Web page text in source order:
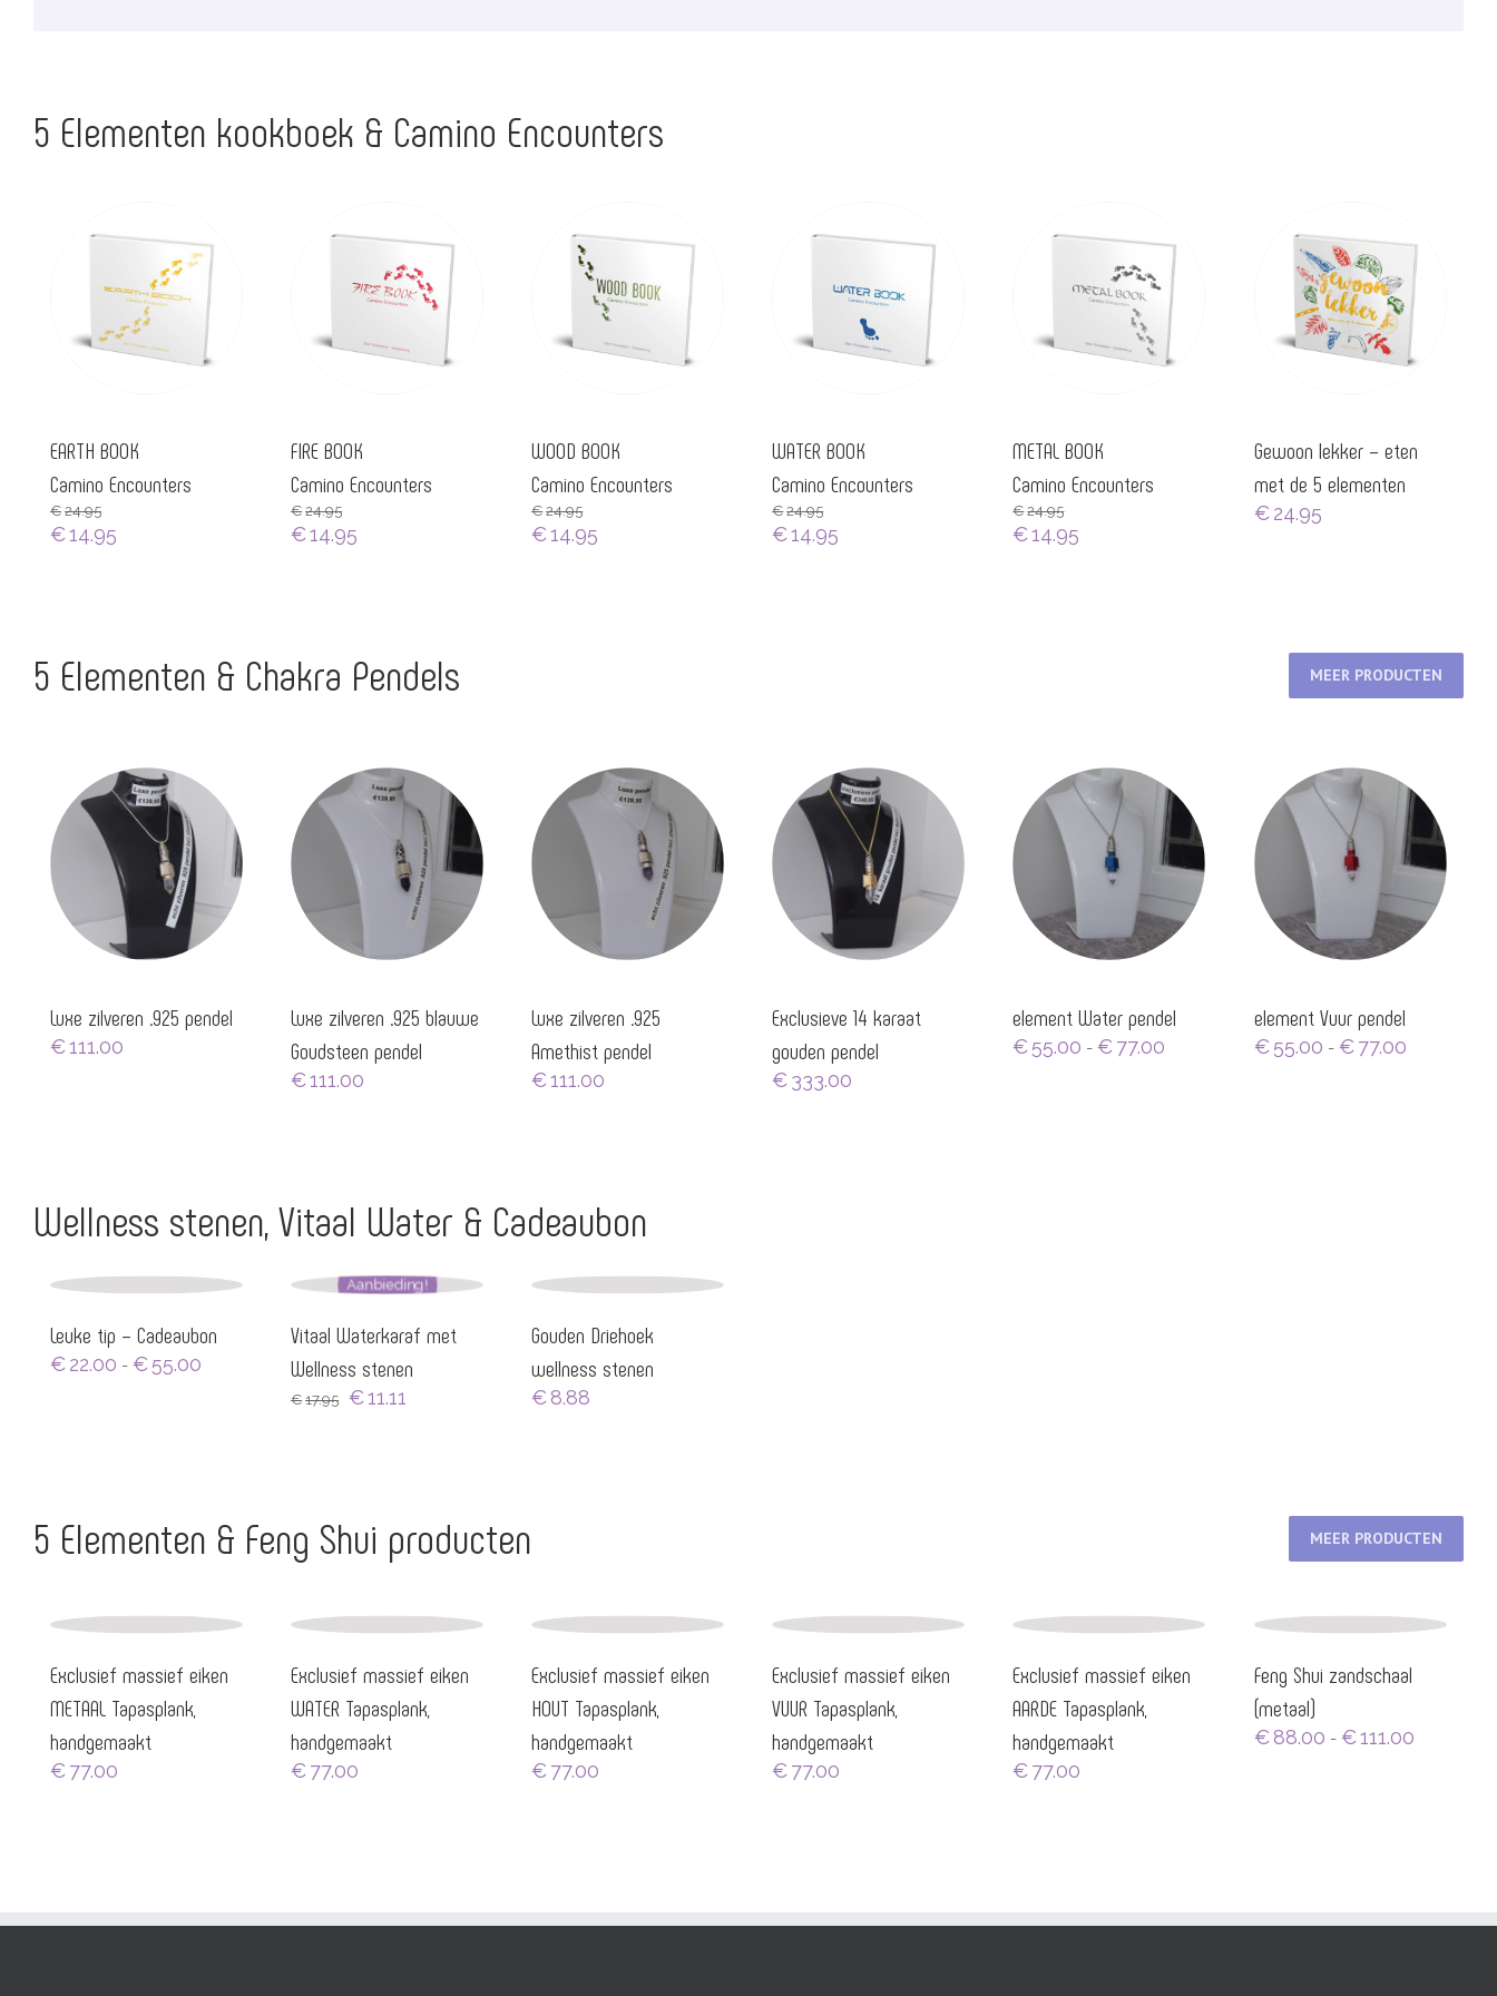
5 Elementen kookboek & Camino Encounters
EARTH BOOK
Camino Encounters
€ 24.95
€14.95
FIRE BOOK
Camino Encounters
€ 24.95
€14.95
WOOD BOOK
Camino Encounters
€ 24.95
€14.95
WATER BOOK
Camino Encounters
€ 24.95
€14.95
METAL BOOK
Camino Encounters
€ 24.95
€14.95
Gewoon lekker – eten
met de 5 elementen
€ 24.95
5 Elementen & Chakra Pendels MEER PRODUCTEN
Luxe zilveren .925 pendel
€111.00
Luxe zilveren .925 blauwe
Goudsteen pendel
€111.00
Luxe zilveren .925
Amethist pendel
€111.00
Exclusieve 14 karaat
gouden pendel
€333.00
element Water pendel
€55.00 - €77.00
element Vuur pendel
€ 55.00 - € 77.00Prijsklasse:
Wellness stenen, Vitaal Water & Cadeaubon
Leuke tip – Cadeaubon
€22.00 - €55.00
Aanbieding!
Vitaal Waterkaraf met
Wellness stenen
€ 17.95
Oorspronkelijke
€11.11
Gouden Driehoek
wellness stenen
€8.88
5 Elementen & Feng Shui producten MEER PRODUCTEN
Exclusief massief eiken
METAAL Tapasplank,
handgemaakt
€77.00
Exclusief massief eiken
WATER Tapasplank,
handgemaakt
€77.00
Exclusief massief eiken
HOUT Tapasplank,
handgemaakt
€77.00
Exclusief massief eiken
VUUR Tapasplank,
handgemaakt
€77.00
Exclusief massief eiken
AARDE Tapasplank,
handgemaakt
€77.00
Feng Shui zandschaal
(metaal)
€ 88.00 - €111.00Prijsklasse: